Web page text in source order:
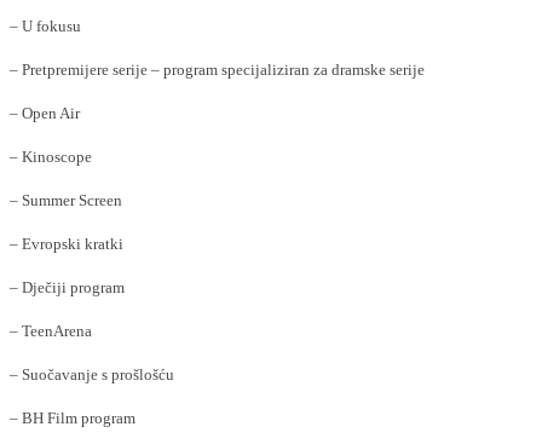
– U fokusu
– Pretpremijere serije – program specijaliziran za dramske serije
– Open Air
– Kinoscope
– Summer Screen
– Evropski kratki
– Dječiji program
– TeenArena
– Suočavanje s prošlošću
– BH Film program